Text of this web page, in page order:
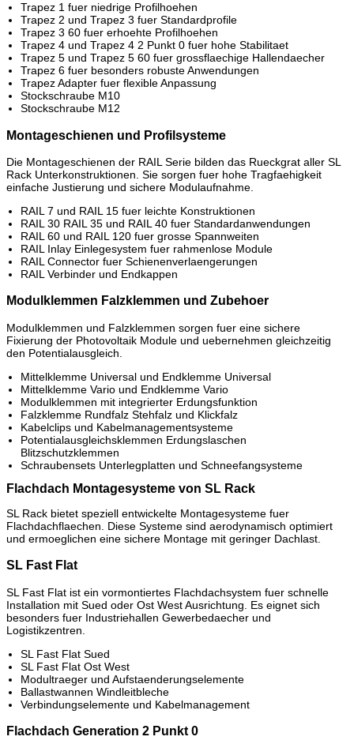
Trapez 1 fuer niedrige Profilhoehen
Trapez 2 und Trapez 3 fuer Standardprofile
Trapez 3 60 fuer erhoehte Profilhoehen
Trapez 4 und Trapez 4 2 Punkt 0 fuer hohe Stabilitaet
Trapez 5 und Trapez 5 60 fuer grossflaechige Hallendaecher
Trapez 6 fuer besonders robuste Anwendungen
Trapez Adapter fuer flexible Anpassung
Stockschraube M10
Stockschraube M12
Montageschienen und Profilsysteme
Die Montageschienen der RAIL Serie bilden das Rueckgrat aller SL
Rack Unterkonstruktionen. Sie sorgen fuer hohe Tragfaehigkeit
einfache Justierung und sichere Modulaufnahme.
RAIL 7 und RAIL 15 fuer leichte Konstruktionen
RAIL 30 RAIL 35 und RAIL 40 fuer Standardanwendungen
RAIL 60 und RAIL 120 fuer grosse Spannweiten
RAIL Inlay Einlegesystem fuer rahmenlose Module
RAIL Connector fuer Schienenverlaengerungen
RAIL Verbinder und Endkappen
Modulklemmen Falzklemmen und Zubehoer
Modulklemmen und Falzklemmen sorgen fuer eine sichere
Fixierung der Photovoltaik Module und uebernehmen gleichzeitig
den Potentialausgleich.
Mittelklemme Universal und Endklemme Universal
Mittelklemme Vario und Endklemme Vario
Modulklemmen mit integrierter Erdungsfunktion
Falzklemme Rundfalz Stehfalz und Klickfalz
Kabelclips und Kabelmanagementsysteme
Potentialausgleichsklemmen Erdungslaschen
Blitzschutzklemmen
Schraubensets Unterlegplatten und Schneefangsysteme
Flachdach Montagesysteme von SL Rack
SL Rack bietet speziell entwickelte Montagesysteme fuer
Flachdachflaechen. Diese Systeme sind aerodynamisch optimiert
und ermoeglichen eine sichere Montage mit geringer Dachlast.
SL Fast Flat
SL Fast Flat ist ein vormontiertes Flachdachsystem fuer schnelle
Installation mit Sued oder Ost West Ausrichtung. Es eignet sich
besonders fuer Industriehallen Gewerbedaecher und
Logistikzentren.
SL Fast Flat Sued
SL Fast Flat Ost West
Modultraeger und Aufstaenderungselemente
Ballastwannen Windleitbleche
Verbindungselemente und Kabelmanagement
Flachdach Generation 2 Punkt 0